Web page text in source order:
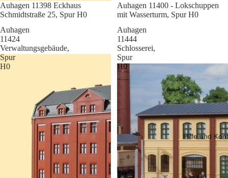
Hilfe und
Sale
Auhagen 11398 Eckhaus
Schmidtstraße 25, Spur H0
Sale
Auhagen 11400 - Lokschuppen
mit Wasserturm, Spur H0
Auhagen
11424
Verwaltungsgebäude,
Spur
H0
Auhagen
11444
Schlosserei,
Spur
H0